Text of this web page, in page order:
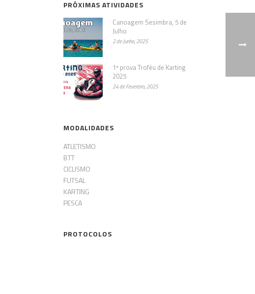
PRÓXIMAS ATIVIDADES
Canoagem Sesimbra, 5 de
Julho
2 de Junho, 2025
1ª prova Troféu de Karting
2025
24 de Fevereiro, 2025
MODALIDADES
ATLETISMO
BTT
CICLISMO
FUTSAL
KARTING
PESCA
PROTOCOLOS